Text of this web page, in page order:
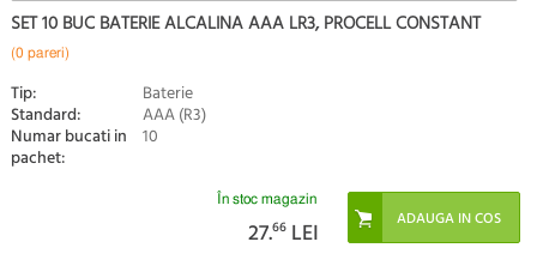
SET 10 BUC BATERIE ALCALINA AAA LR3, PROCELL CONSTANT
(0 pareri)
Tip: Baterie
Standard: AAA (R3)
Numar bucati in
pachet:
10
În stoc magazin
27.66 LEI